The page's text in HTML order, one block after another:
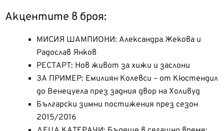
Акцентите в броя:
МИСИЯ ШАМПИОНИ: Александра Жекова и
Радослав Янков
РЕСТАРТ: Нов живот за хижи и заслони
ЗА ПРИМЕР: Емилиян Колевси – от Кюстендил
до Венецуела през задния двор на Холивуд
Български зимни постижения през сезон
2015/2016